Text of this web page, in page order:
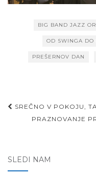
BIG BAND JAZZ
OD SWINGA DO
PREŠERNOV DAN
Post
navigation
SREČNO V POKOJU,
PRAZNOVANJE
SLEDI NAM